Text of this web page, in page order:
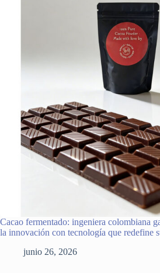
Cacao fermentado: ingeniera colombiana
la innovación con tecnología que redefine
junio 26, 2026